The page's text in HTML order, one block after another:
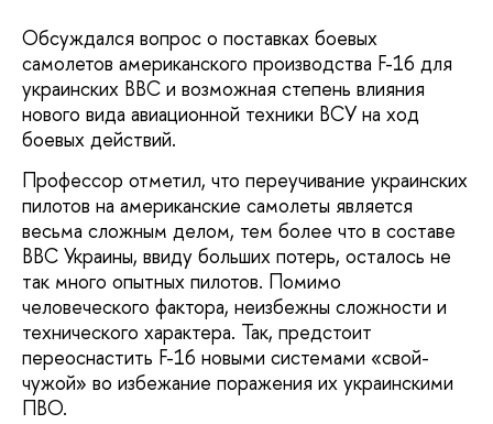
Обсуждался вопрос о поставках боевых
самолетов американского производства F-16 для
украинских ВВС и возможная степень влияния
нового вида авиационной техники ВСУ на ход
боевых действий.
Профессор отметил, что переучивание украинских
пилотов на американские самолеты является
весьма сложным делом, тем более что в составе
ВВС Украины, ввиду больших потерь, осталось не
так много опытных пилотов. Помимо
человеческого фактора, неизбежны сложности и
технического характера. Так, предстоит
переоснастить F-16 новыми системами «свой-
чужой» во избежание поражения их украинскими
ПВО.